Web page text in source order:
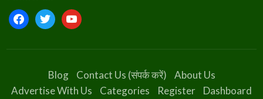
facebooktwitteryoutube
Blog Contact Us (संपर्क करें)
About Us
Advertise With Us
Categories Register Dashboard